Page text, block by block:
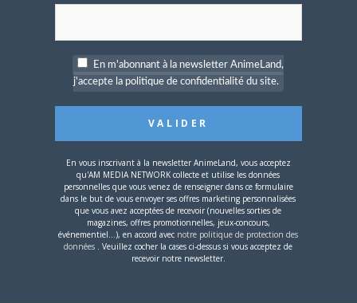
Se souvenir de moi
Créer un
compte
En m'abonnant à la newsletter AnimeLand,
j'accepte la politique de confidentialité du site.
En vous inscrivant à la newsletter AnimeLand, vous acceptez
qu'AM MEDIA NETWORK collecte et utilise les données
personnelles que vous venez de renseigner dans ce formulaire
dans le but de vous envoyer ses offres marketing personnalisées
que vous avez acceptées de recevoir (nouvelles sorties de
magazines, offres promotionnelles, jeux-concours,
événementiel...), en accord avec notre politique de protection des
données . Veuillez cocher la cases ci-dessus si vous acceptez de
recevoir notre newsletter.